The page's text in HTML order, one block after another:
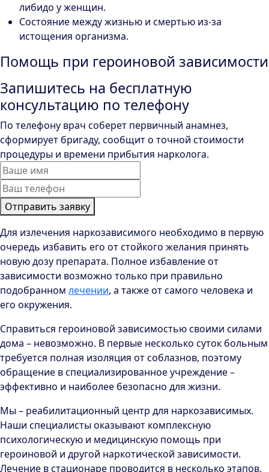
либидо у женщин.
Состояние между жизнью и смертью из-за
истощения организма.
Помощь при героиновой зависимости
Запишитесь на бесплатную
консультацию по телефону
По телефону врач соберет первичный анамнез,
сформирует бригаду, сообщит о точной стоимости
процедуры и времени прибытия нарколога.
Отправить заявку
Для излечения наркозависимого необходимо в первую
очередь избавить его от стойкого желания принять
новую дозу препарата. Полное избавление от
зависимости возможно только при правильно
подобранном лечении, а также от самого человека и
его окружения.
Справиться героиновой зависимостью своими силами
дома – невозможно. В первые несколько суток больным
требуется полная изоляция от соблазнов, поэтому
обращение в специализированное учреждение –
эффективно и наиболее безопасно для жизни.
Мы – реабилитационный центр для наркозависимых.
Наши специалисты оказывают комплексную
психологическую и медицинскую помощь при
героиновой и другой наркотической зависимости.
Лечение в стационаре проводится в несколько этапов,